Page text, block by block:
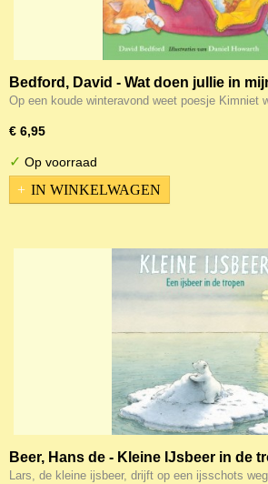
Bedford, David - Wat doen jullie in
Op een koude winteravond weet poesje Kimniet
€ 6,95
✓ Op voorraad
IN WINKELWAGEN
Beer, Hans de - Kleine IJsbeer in de
Lars, de kleine ijsbeer, drijft op een ijsschots